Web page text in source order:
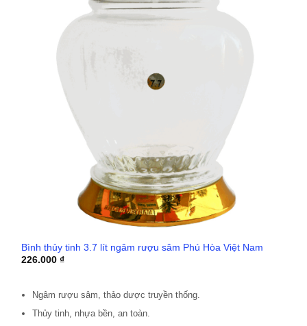
Bình thủy tinh 3.7 lít ngâm rượu sâm Phú Hòa Việt Nam
226.000₫
Ngâm rượu sâm, thảo dược truyền thống.
Thủy tinh, nhựa bền, an toàn.